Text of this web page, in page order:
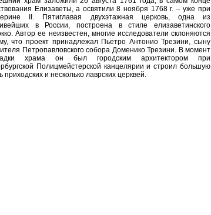
Елизаветы, а освятили 8 ноября 1768 г. – уже при
II. Пятиглавая двухэтажная церковь, одна из
в России, построена в стиле елизаветинского
Автор ее неизвестен, многие исследователи склоняются
что проект принадлежал Пьетро Антонио Трезини, сыну
Петропавловского собора Доменико Трезини. В момент
храма он был городским архитектором при
Полицмейстерской канцелярии и строил большую
приходских и несколько лаврских церквей.